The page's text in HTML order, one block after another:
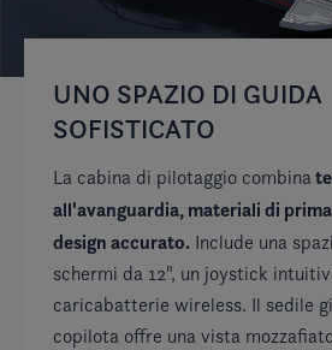
UNO SPAZIO DI GUIDA
SOFISTICATO
La cabina di pilotaggio combina
all'avanguardia, materiali di
design accurato. Include una
schermi da 12", un joystick
caricabatterie wireless. Il sedile
copilota offre una vista